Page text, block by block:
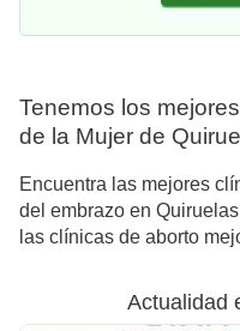
Tenemos los
de la Mujer de
Encuentra las mejores
del embrazo en
las clínicas de aborto
Actualidad